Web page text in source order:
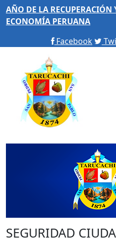
AÑO DE LA
ECONOMÍA PERUANA
Facebook
SEGURIDAD